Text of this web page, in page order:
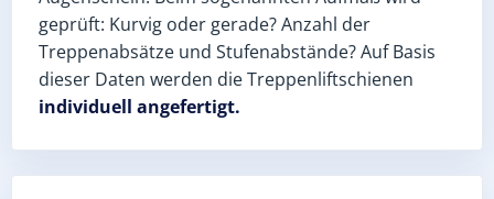
geprüft: Kurvig oder gerade? Anzahl der
Treppenabsätze und Stufenabstände? Auf Basis
dieser Daten werden die Treppenliftschienen
individuell angefertigt.